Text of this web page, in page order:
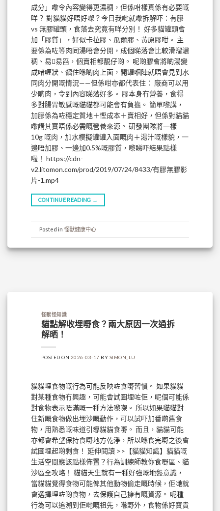
成分」嚟令內容變得更濃稠，但係咁樣真係有必要嘅
咩？ 對貓貓好唔好㗎？今日我哋就嚟拆解吓：有膠
vs 無膠罐頭，食落去究竟有咩分別！ 好多貓罐頭會
加「膠質」，好似卡拉膠、瓜爾膠、黃原膠咁。 主
要係為咗等肉同湯唔會分開，成個睇落會比較滑溜濃
稠、易𢳝易舀，個賣相都靚仔啲。 呢啲膠會將啲湯變
成啫喱狀、黐住喺啲肉上面，開罐嗰陣就唔會見到水
同肉分開嘅情況——但係咁亦都代表住： 廠商可以用
少啲肉，令到內容睇落好多。 膠本身冇營養，食得
多對腸胃敏感嘅貓貓都可能會有負擔。 簡單嚟講，
加膠係為咗穩定質地＋慳成本＋賣相好，但係對貓貓
嚟講其實唔係必需嘅營養來源。 研發團隊將一樣
10g 嘅肉，加水模擬罐罐入面嘅肉＋湯汁嘅樣貌，一
邊唔加膠、一邊加0.5%嘅膠質，嚟睇吓結果點樣
啦！ https://cdn-
v2.litomon.com/prod/2019/07/24/8433/有膠無膠影
片-1.mp4
CONTINUE READING →
Posted in 怪獸健康中心
怪獸怪知識
貓點解收埋嘢食？兩大原因一次過拆
解晒！
POSTED ON 2026-03-17 BY SIMON_LU
貓貓埋食物嘅行為可能反映咗食嘢習慣。 如果貓貓
對某種食物冇興趣，可能會試圖埋咗佢，呢個可能係
對食物表示唔滿嘅一種方法嚟㗎。 所以如果貓貓對
住新嘅食物做出埋沙嘅動作，可以試吓加番啲舊食
物，用熟悉嘅味道引導貓貓食嘢。 而且，貓貓可能
亦都會希望保持食嘢地方乾淨，所以喺食完嘢之後會
試圖埋起啲剩食！ 延伸閱讀 >>【貓貓知識】貓貓嘅
生活空間應該點樣佈置？行為訓練師教你食嘢區、貓
沙區全攻略！ 貓貓天生就有一種好強嘅地盤意識，
當貓貓覺得食物可能俾其他動物偷走嘅時候，佢哋就
會選擇埋咗啲食物，去保護自己擁有嘅資源。 呢種
行為可以追溯到佢哋嘅祖先，喺野外，食物係好寶貴